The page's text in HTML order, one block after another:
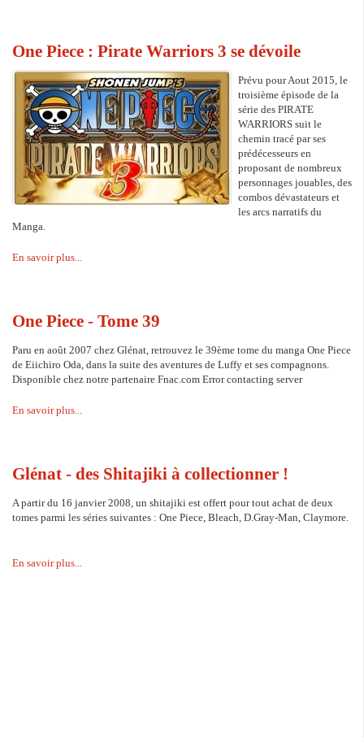
One Piece : Pirate Warriors 3 se dévoile
Prévu pour Aout 2015, le
troisième épisode de la
série des PIRATE
WARRIORS suit le
chemin tracé par ses
prédécesseurs en
proposant de nombreux
personnages jouables, des
combos dévastateurs et
les arcs narratifs du
Manga.
En savoir plus...
One Piece - Tome 39
Paru en août 2007 chez Glénat, retrouvez le 39ème tome du manga One Piece
de Eiichiro Oda, dans la suite des aventures de Luffy et ses compagnons.
Disponible chez notre partenaire Fnac.com Error contacting server
En savoir plus...
Glénat - des Shitajiki à collectionner !
A partir du 16 janvier 2008, un shitajiki est offert pour tout achat de deux
tomes parmi les séries suivantes : One Piece, Bleach, D.Gray-Man, Claymore.
En savoir plus...